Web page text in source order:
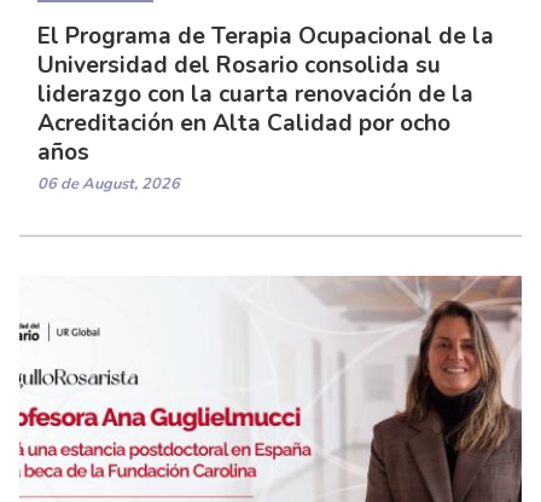
El Programa de Terapia Ocupacional de la
Universidad del Rosario consolida su
liderazgo con la cuarta renovación de la
Acreditación en Alta Calidad por ocho
años
06 de August, 2026